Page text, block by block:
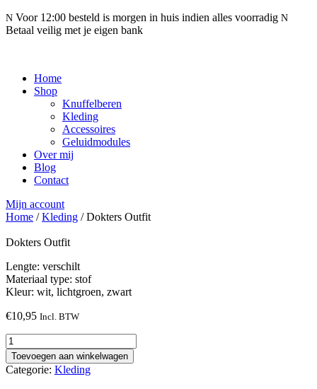
N Voor 12:00 besteld is morgen in huis indien alles voorradig N
Betaal veilig met je eigen bank
Home
Shop
Knuffelberen
Kleding
Accessoires
Geluidmodules
Over mij
Blog
Contact
Mijn account
Home /Kleding / Dokters Outfit
Dokters Outfit
Lengte: verschilt
Materiaal type: stof
Kleur: wit, lichtgroen, zwart
€10,95 Incl. BTW
Dokters
Outfit
aantal
Toevoegen aan winkelwagen
Categorie: Kleding